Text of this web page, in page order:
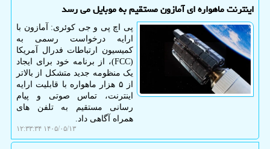
اینترنت ماهواره ای آمازون مستقیم به موبایل می رسد
پی اچ پی و جی کوئری: آمازون با
ارایه درخواست رسمی به
کمیسیون ارتباطات فدرال آمریکا
(FCC)، از برنامه خود برای ایجاد
یک منظومه جدید متشکل از بالاتر
از ۵ هزار ماهواره با قابلیت ارایه
اینترنت، تماس صوتی و پیام
رسانی مستقیم به تلفن های
همراه آگاهی داد.
۱۴۰۵/۰۵/۱۳ ۱۲:۳۳:۳۴